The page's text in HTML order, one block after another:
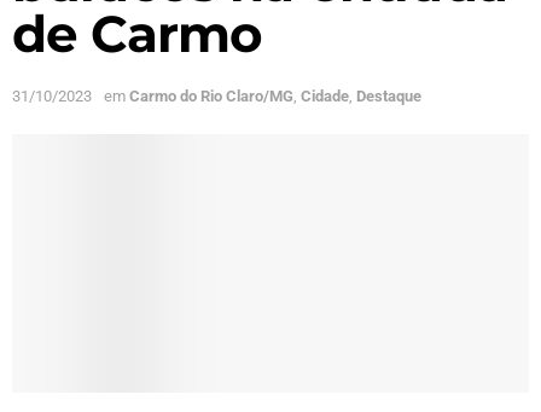
de Carmo
31/10/2023 em Carmo do Rio Claro/MG, Cidade, Destaque